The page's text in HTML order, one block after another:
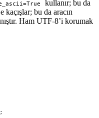
kullanır; bu da
kaçışlar; bu da aracın
Ham UTF-8’i korumak
;